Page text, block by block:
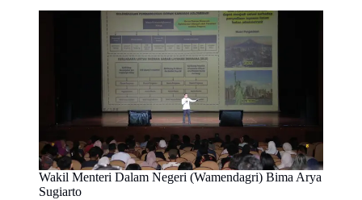
Wakil Menteri Dalam Negeri (Wamendagri) Bima Arya
Sugiarto